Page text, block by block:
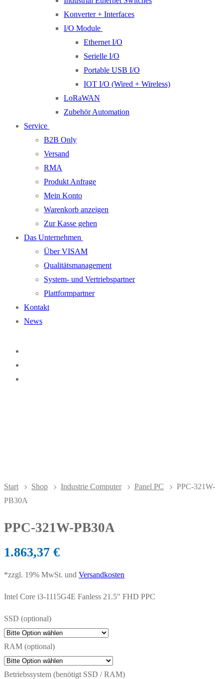
Konverter + Interfaces
I/O Module
Ethernet I/O
Serielle I/O
Portable USB I/O
IOT I/O (Wired + Wireless)
LoRaWAN
Zubehör Automation
Service
B2B Only
Versand
RMA
Produkt Anfrage
Mein Konto
Warenkorb anzeigen
Zur Kasse gehen
Das Unternehmen
Über VISAM
Qualitätsmanagement
System- und Vertriebspartner
Plattformpartner
Kontakt
News
Start Shop Industrie Computer Panel PC
PPC-321W-
PB30A
PPC-321W-PB30A
1.863,37 €
*zzgl. 19% MwSt. und Versandkosten
Intel Core i3-1115G4E Fanless 21.5″ FHD PPC
SSD (optional)
RAM (optional)
Betriebssystem (benötigt SSD / RAM)